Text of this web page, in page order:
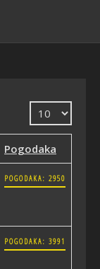
Prikaz #
Pogodaka
POGODAKA: 2950
POGODAKA: 3991